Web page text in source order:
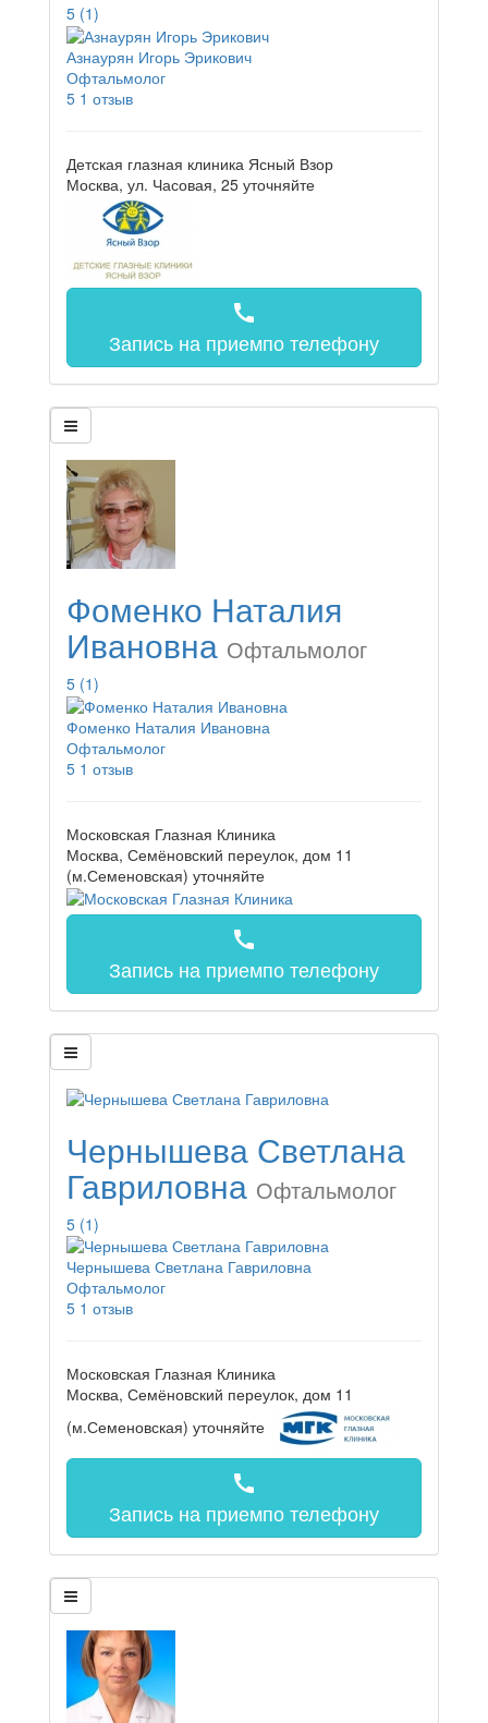
5 (1)
Азнаурян Игорь Эрикович
Офтальмолог
5 1 отзыв
Детская глазная клиника Ясный Взор
Москва, ул. Часовая, 25 уточняйте
call
Запись на приемпо телефону
Фоменко Наталия
Ивановна Офтальмолог
5 (1)
Фоменко Наталия Ивановна
Офтальмолог
5 1 отзыв
Московская Глазная Клиника
Москва, Семёновский переулок, дом 11
(м.Семеновская) уточняйте
call
Запись на приемпо телефону
Чернышева Светлана
Гавриловна Офтальмолог
5 (1)
Чернышева Светлана Гавриловна
Офтальмолог
5 1 отзыв
Московская Глазная Клиника
Москва, Семёновский переулок, дом 11
(м.Семеновская) уточняйте
call
Запись на приемпо телефону